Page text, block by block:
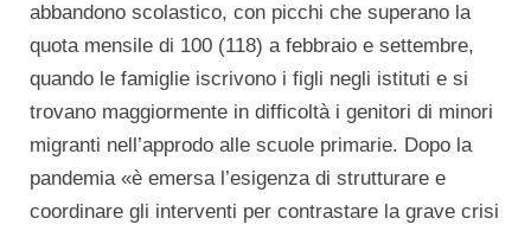
abbandono scolastico, con picchi che superano la
quota mensile di 100 (118) a febbraio e settembre,
quando le famiglie iscrivono i figli negli istituti e si
trovano maggiormente in difficoltà i genitori di minori
migranti nell’approdo alle scuole primarie. Dopo la
pandemia «è emersa l’esigenza di strutturare e
coordinare gli interventi per contrastare la grave crisi